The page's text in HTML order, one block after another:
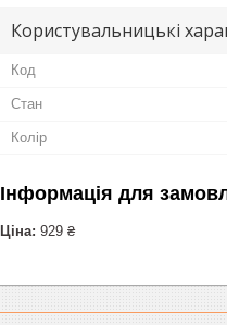
Користувальницькі
Код
Стан
Колір
Інформація для
Ціна: 929 ₴